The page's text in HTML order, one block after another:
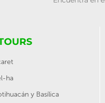
ha
y Basílica